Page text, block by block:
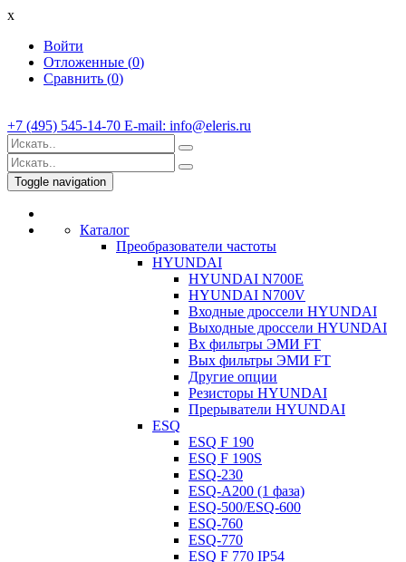
x
Войти
Отложенные (0)
Сравнить (0)
+7 (495) 545-14-70 E-mail: info@eleris.ru
Toggle navigation
Каталог
Преобразователи частоты
HYUNDAI
HYUNDAI N700E
HYUNDAI N700V
Входные дроссели HYUNDAI
Выходные дроссели HYUNDAI
Вх фильтры ЭМИ FT
Вых фильтры ЭМИ FT
Другие опции
Резисторы HYUNDAI
Прерыватели HYUNDAI
ESQ
ESQ F 190
ESQ F 190S
ESQ-230
ESQ-A200 (1 фаза)
ESQ-500/ESQ-600
ESQ-760
ESQ-770
ESQ F 770 IP54